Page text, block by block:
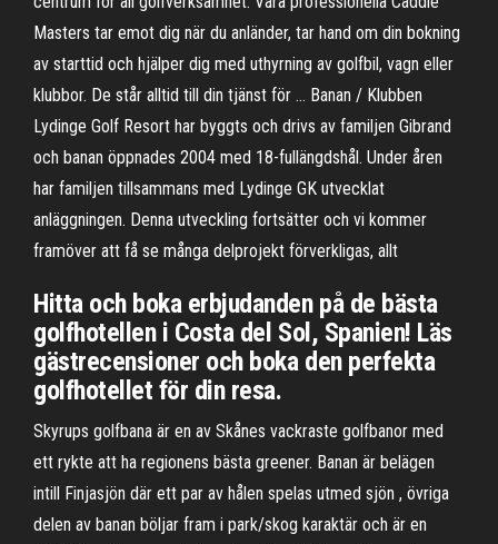
Masters tar emot dig när du anländer, tar hand om din bokning
av starttid och hjälper dig med uthyrning av golfbil, vagn eller
klubbor. De står alltid till din tjänst för … Banan / Klubben
Lydinge Golf Resort har byggts och drivs av familjen Gibrand
och banan öppnades 2004 med 18-fullängdshål. Under åren
har familjen tillsammans med Lydinge GK utvecklat
anläggningen. Denna utveckling fortsätter och vi kommer
framöver att få se många delprojekt förverkligas, allt
Hitta och boka erbjudanden på de bästa
golfhotellen i Costa del Sol, Spanien! Läs
gästrecensioner och boka den perfekta
golfhotellet för din resa.
Skyrups golfbana är en av Skånes vackraste golfbanor med
ett rykte att ha regionens bästa greener. Banan är belägen
intill Finjasjön där ett par av hålen spelas utmed sjön , övriga
delen av banan böljar fram i park/skog karaktär och är en